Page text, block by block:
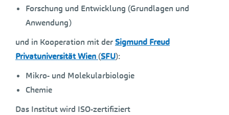
Forschung und Entwicklung (Grundlagen und
Anwendung)
und in Kooperation mit derSigmund Freud
Privatuniversität Wien (SFU):
Mikro- und Molekularbiologie
Chemie
Das Institut wird ISO-zertifiziert